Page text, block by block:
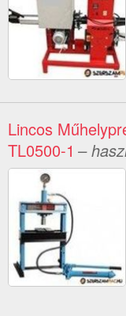
Lincos
TL0500-1 –